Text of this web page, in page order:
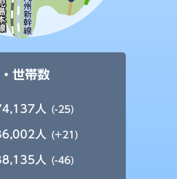
世帯数
人 (-25)
人 (+21)
人 (-46)